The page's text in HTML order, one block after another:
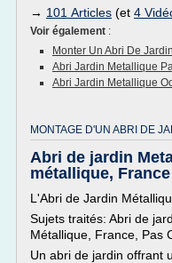
→ 101 Articles (et 4
Voir également :
Monter Un Abri De
Abri Jardin Metallique
Abri Jardin Metallique
MONTAGE D'UN ABRI DE
Abri de jardin
métallique, France
L'Abri de Jardin
Sujets traités: Abri de
Métallique, France, Pas
Un abri de jardin offrant